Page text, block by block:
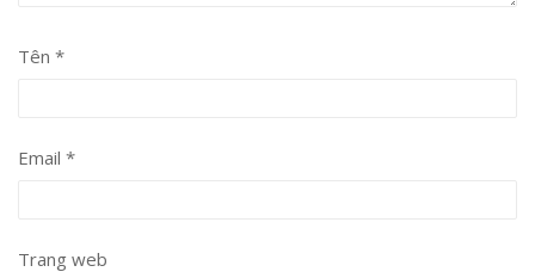
Tên *
Email *
Trang web